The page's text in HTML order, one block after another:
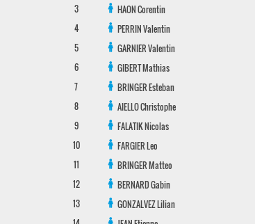
3
HAONCorentin
4
PERRINValentin
5
GARNIERValentin
6
GIBERTMathias
7
BRINGEREsteban
8
AIELLOChristophe
9
FALATIKNicolas
10
FARGIERLeo
11
BRINGERMatteo
12
BERNARDGabin
13
GONZALVEZLilian